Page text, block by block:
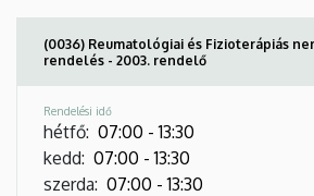
(0036) Reumatológiai és Fizioterápiás
rendelés - 2003. rendelő
Rendelési idő
hétfő: 07:00 - 13:30
kedd: 07:00 - 13:30
szerda: 07:00 - 13:30